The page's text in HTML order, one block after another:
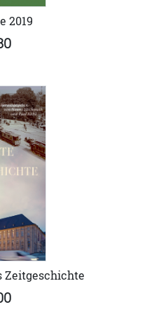
2019
Zeitgeschichte